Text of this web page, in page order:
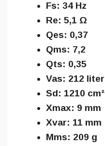
Fs: 34 Hz
Re: 5,1 Ω
Qes: 0,37
Qms: 7,2
Qts: 0,35
Vas: 212 liter
Sd: 1210 cm²
Xmax: 9 mm
Xvar: 11 mm
Mms: 209 g